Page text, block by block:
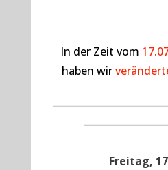
In der Zeit vom
haben wir
Freitag,